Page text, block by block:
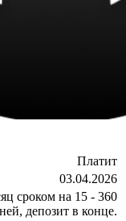
Платит
03.04.2026
сроком на 15 - 360
депозит в конце.